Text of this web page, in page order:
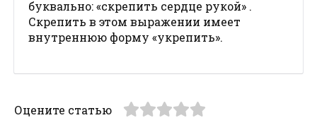
буквально: «скрепить сердце рукой» .
Скрепить в этом выражении имеет
внутреннюю форму «укрепить».
Оцените статью